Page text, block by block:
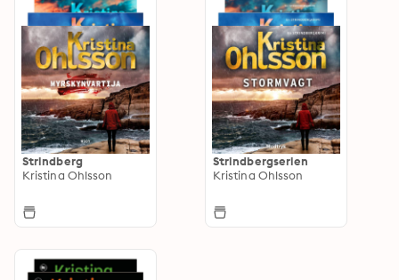
Strindberg
Kristina Ohlsson
Strindbergserien
Kristina Ohlsson